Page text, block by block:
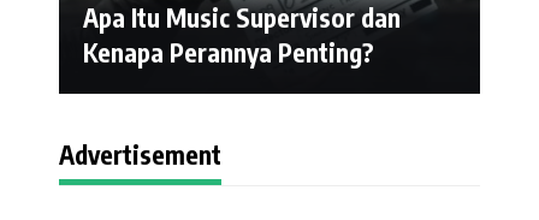
Apa Itu Music Supervisor dan
Kenapa Perannya Penting?
Advertisement